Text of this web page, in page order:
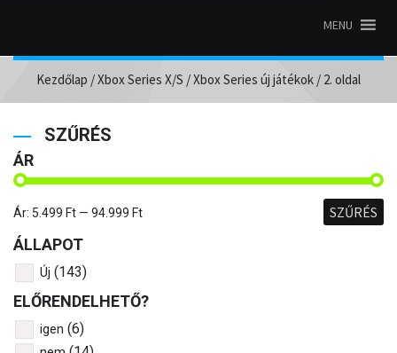
MENU
Kezdőlap /Xbox Series X/S /Xbox Series új játékok / 2. oldal
SZŰRÉS
ÁR
SZŰRÉS
Ár: 5.499 Ft — 94.999 Ft
ÁLLAPOT
Új (143)
ELŐRENDELHETŐ?
igen (6)